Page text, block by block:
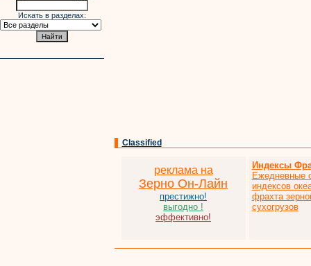
Искать в разделах:
Classified
реклама на
Зерно Он-Лайн
престижно!
выгодно !
эффективно!
Индексы
Ежедневные
индексов
фрахта
сухогрузов